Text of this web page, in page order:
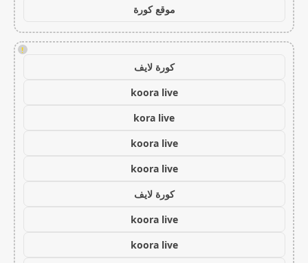
موقع كورة
!
كورة لايف
koora live
kora live
koora live
koora live
كورة لايف
koora live
koora live